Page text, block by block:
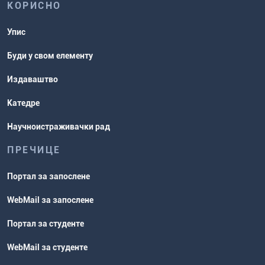
КОРИСНО
Упис
Буди у свом елементу
Издаваштво
Катедре
Научноистраживачки рад
ПРЕЧИЦЕ
Портал за запослене
WebMail за запослене
Портал за студенте
WebMail за студенте